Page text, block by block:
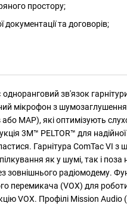
простору;
документації та договорів;
зв'язок
мікрофон з
MAP), які оптимізують
3M™ PELTOR™ для
Гарнітура ComTac VI
як у шумі, так і поза
зовнішнього радіомодему.
перемикача (VOX) для
VOX. Профілі Mission Audio